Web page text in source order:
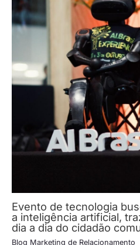
Evento de tecnologia
a inteligência artificial,
dia a dia do cidadão
Blog Marketing de Relacionamento